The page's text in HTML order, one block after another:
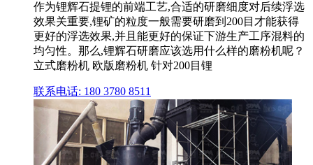
作为锂辉石提锂的前端工艺,合适的研磨细度对后续浮选
效果关重要,锂矿的粒度一般需要研磨到200目才能获得
更好的浮选效果,并且能更好的保证下游生产工序混料的
均匀性。那么,锂辉石研磨应该选用什么样的磨粉机呢？
立式磨粉机 欧版磨粉机 针对200目锂
联系电话: 180 3780 8511